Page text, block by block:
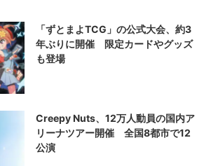
「ずとまよTCG」の公式大会、約3
年ぶりに開催 限定カードやグッズ
も登場
Creepy Nuts、12万人動員の国内ア
リーナツアー開催 全国8都市で12
公演